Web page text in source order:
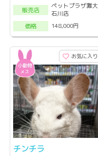
販売店
ペットプラザ灘大
石川店
価格
148,000円
お気に入り
チンチラ